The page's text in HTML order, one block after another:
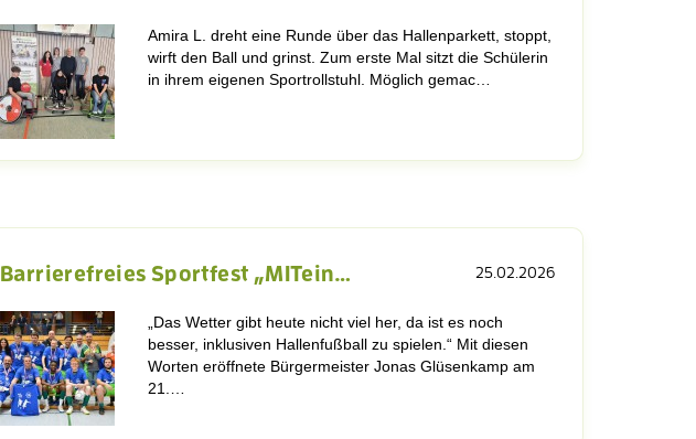
Amira L. dreht eine Runde über das Hallenparkett, stoppt,
wirft den Ball und grinst. Zum erste Mal sitzt die Schülerin
in ihrem eigenen Sportrollstuhl. Möglich gemac…
Barrierefreies Sportfest „MITein… 25.02.2026
„Das Wetter gibt heute nicht viel her, da ist es noch
besser, inklusiven Hallenfußball zu spielen.“ Mit diesen
Worten eröffnete Bürgermeister Jonas Glüsenkamp am
21.…